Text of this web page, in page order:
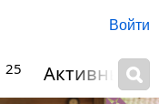
Войти
25 Активный